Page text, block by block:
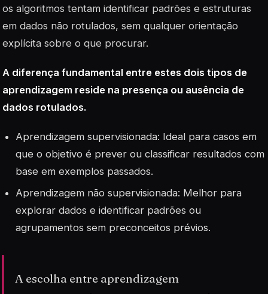
os algoritmos tentam identificar padrões e estruturas
em dados não rotulados, sem qualquer orientação
explícita sobre o que procurar.
A diferença fundamental entre estes dois tipos de
aprendizagem reside na presença ou ausência de
dados rotulados.
Aprendizagem supervisionada: Ideal para casos em
que o objetivo é prever ou classificar resultados com
base em exemplos passados.
Aprendizagem não supervisionada: Melhor para
explorar dados e identificar padrões ou
agrupamentos sem preconceitos prévios.
A escolha entre aprendizagem